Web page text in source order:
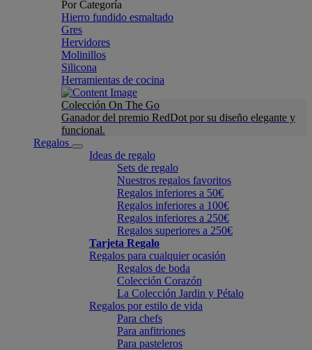
Por Categoría
Hierro fundido esmaltado
Gres
Hervidores
Molinillos
Silicona
Herramientas de cocina
Colección On The Go
Ganador del premio RedDot por su diseño elegante y
funcional.
Regalos
Ideas de regalo
Sets de regalo
Nuestros regalos favoritos
Regalos inferiores a 50€
Regalos inferiores a 100€
Regalos inferiores a 250€
Regalos superiores a 250€
Tarjeta Regalo
Regalos para cualquier ocasión
Regalos de boda
Colección Corazón
La Colección Jardin y Pétalo
Regalos por estilo de vida
Para chefs
Para anfitriones
Para pasteleros